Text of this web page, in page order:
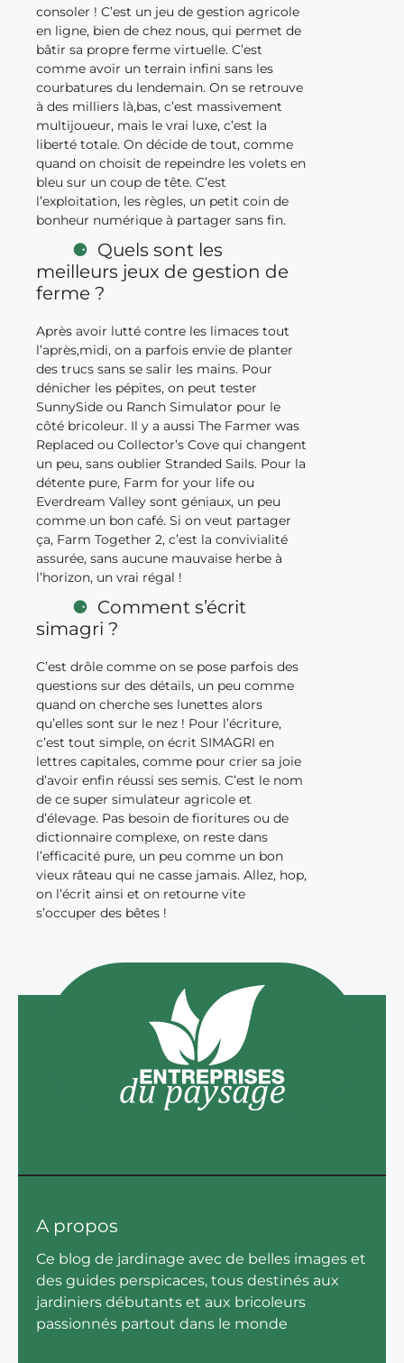
consoler ! C’est un jeu de gestion agricole
en ligne, bien de chez nous, qui permet de
bâtir sa propre ferme virtuelle. C’est
comme avoir un terrain infini sans les
courbatures du lendemain. On se retrouve
à des milliers là,bas, c’est massivement
multijoueur, mais le vrai luxe, c’est la
liberté totale. On décide de tout, comme
quand on choisit de repeindre les volets en
bleu sur un coup de tête. C’est
l’exploitation, les règles, un petit coin de
bonheur numérique à partager sans fin.
Quels sont les
meilleurs jeux de gestion de
ferme ?
Après avoir lutté contre les limaces tout
l’après,midi, on a parfois envie de planter
des trucs sans se salir les mains. Pour
dénicher les pépites, on peut tester
SunnySide ou Ranch Simulator pour le
côté bricoleur. Il y a aussi The Farmer was
Replaced ou Collector’s Cove qui changent
un peu, sans oublier Stranded Sails. Pour la
détente pure, Farm for your life ou
Everdream Valley sont géniaux, un peu
comme un bon café. Si on veut partager
ça, Farm Together 2, c’est la convivialité
assurée, sans aucune mauvaise herbe à
l’horizon, un vrai régal !
Comment s’écrit
simagri ?
C’est drôle comme on se pose parfois des
questions sur des détails, un peu comme
quand on cherche ses lunettes alors
qu’elles sont sur le nez ! Pour l’écriture,
c’est tout simple, on écrit SIMAGRI en
lettres capitales, comme pour crier sa joie
d’avoir enfin réussi ses semis. C’est le nom
de ce super simulateur agricole et
d’élevage. Pas besoin de fioritures ou de
dictionnaire complexe, on reste dans
l’efficacité pure, un peu comme un bon
vieux râteau qui ne casse jamais. Allez, hop,
on l’écrit ainsi et on retourne vite
s’occuper des bêtes !
A propos
Ce blog de jardinage avec de belles images et
des guides perspicaces, tous destinés aux
jardiniers débutants et aux bricoleurs
passionnés partout dans le monde